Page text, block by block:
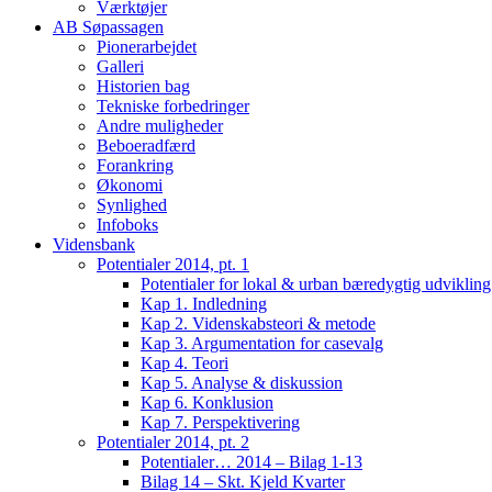
Værktøjer
AB Søpassagen
Pionerarbejdet
Galleri
Historien bag
Tekniske forbedringer
Andre muligheder
Beboeradfærd
Forankring
Økonomi
Synlighed
Infoboks
Vidensbank
Potentialer 2014, pt. 1
Potentialer for lokal & urban bæredygtig
Kap 1. Indledning
Kap 2. Videnskabsteori & metode
Kap 3. Argumentation for casevalg
Kap 4. Teori
Kap 5. Analyse & diskussion
Kap 6. Konklusion
Kap 7. Perspektivering
Potentialer 2014, pt. 2
Potentialer… 2014 – Bilag 1-13
Bilag 14 – Skt. Kjeld Kvarter